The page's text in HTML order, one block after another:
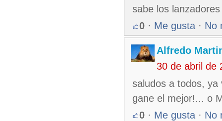
sabe los lanzadores
0 · Me gusta · No
Alfredo
30 de abril de
saludos a todos, ya
gane el mejor!... o
0 · Me gusta · No